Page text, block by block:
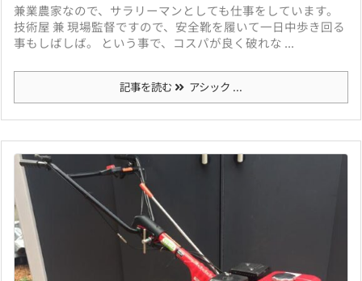
兼業農家なので、サラリーマンとしても仕事をしています。
技術屋 兼 現場監督ですので、安全靴を履いて一日中歩き回る
事もしばしば。 という事で、コスパが良く破れな ...
記事を読む アシック ...